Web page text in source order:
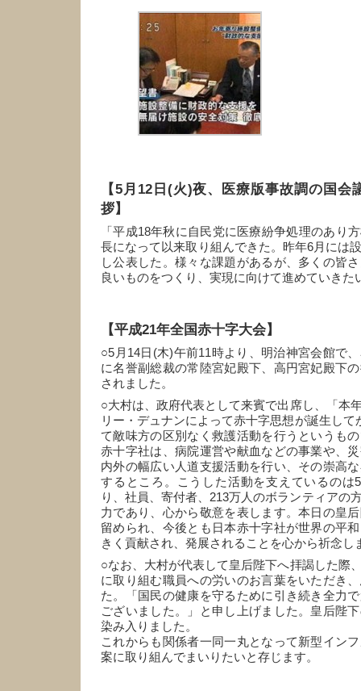
【5月12日(火)夜、医療版事故調の国会
拶】
「平成18年秋に自民党に医療紛争処理のあり
長になって以来取り組んできた。昨年6月には
し公表した。様々な課題があるが、多くの皆
良いものをつくり、実現に向けて進めていきた
【平成21年全国赤十字大会】
○5月14日(木)午前11時より、明治神宮会館で
に名誉副総裁の常陸宮妃殿下、高円宮妃殿下
されました。
○大村は、政府代表として来賓で出席し、「本
リー・デュナンによって赤十字思想が誕生して
て敵味方の区別なく救護活動を行うというも
赤十字社は、病院運営や献血などの事業や、
内外の幅広い人道支援活動を行い、その崇高
するところ。こうした活動を支えているのは
り、社員、寄付者、213万人のボランティアの
力であり、心から敬意を表します。本日の皇
留められ、今後とも日本赤十字社が世界の平
きく貢献され、発展されることを心から祈念し
○なお、大村が代表して皇后陛下へ拝謁した際
に取り組む職員への労いのお言葉をいただき
た。「国民の健康を守るために引き続き全力
ございました。」と申し上げました。皇后陛
染み入りました。
これからも関係者一同一丸となって新型イン
案に取り組んでまいりたいと存じます。